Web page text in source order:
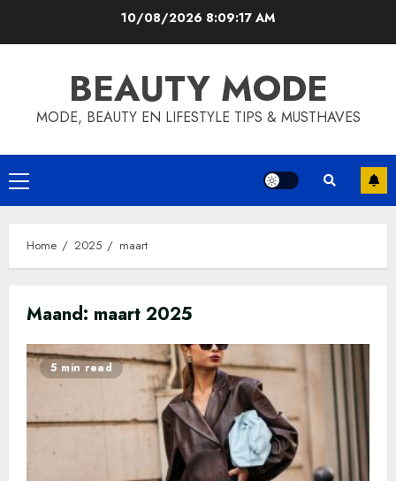
10/08/2026 8:09:18 AM
BEAUTY MODE
MODE, BEAUTY EN LIFESTYLE TIPS & MUSTHAVES
Primary
Menu
Home 2025 maart
Maand: maart 2025
5 min read